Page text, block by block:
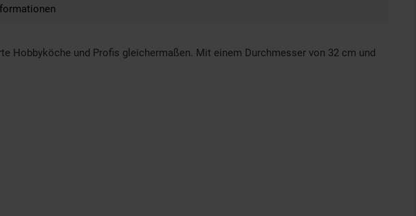
Hobbyköche und Profis gleichermaßen. Mit einem Durchmesser von 32 cm und